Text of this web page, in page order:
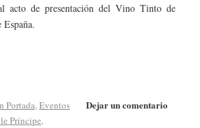
acto de presentación del Vino Tinto de
Dejar un comentario
Portada,Eventos
Príncipe,